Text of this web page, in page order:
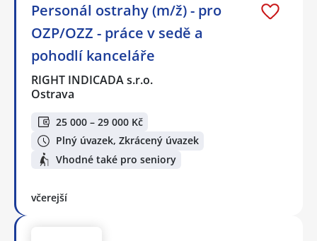
Personál ostrahy (m/ž) - pro
OZP/OZZ - práce v sedě a
pohodlí kanceláře
RIGHT INDICADA s.r.o.
Ostrava
25 000 – 29 000 Kč
Plný úvazek, Zkrácený úvazek
Vhodné také pro seniory
včerejší